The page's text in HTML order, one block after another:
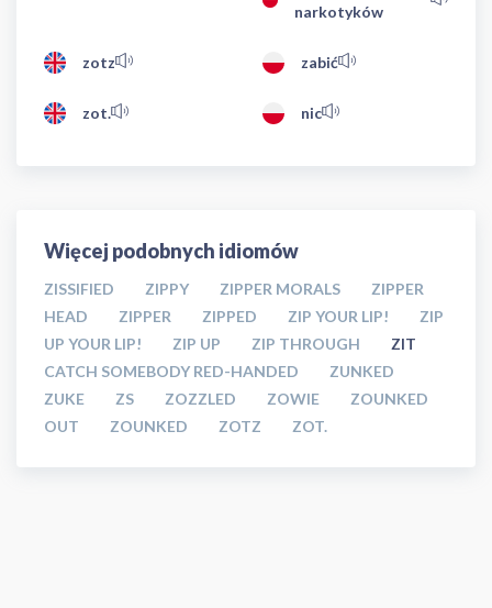
narkotyków
zotz zabić
zot. nic
Więcej podobnych idiomów
ZISSIFIED ZIPPY ZIPPER MORALS
ZIPPER
HEAD
ZIPPER ZIPPED ZIP YOUR LIP!
ZIP
UP YOUR LIP!
ZIP UP ZIP THROUGH
ZIT
CATCH SOMEBODY RED-HANDED
ZUNKED
ZUKE
ZS ZOZZLED ZOWIE
ZOUNKED
OUT
ZOUNKED ZOTZ ZOT.